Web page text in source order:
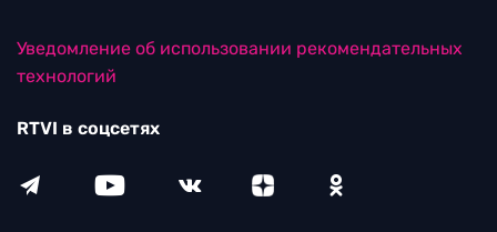
Уведомление об использовании рекомендательных
технологий
RTVI в соцсетях